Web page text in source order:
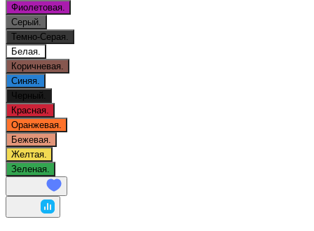
Фиолетовая.
Серый.
Темно-Серая.
Белая.
Коричневая.
Синяя.
Черный.
Красная.
Оранжевая.
Бежевая.
Желтая.
Зеленая.